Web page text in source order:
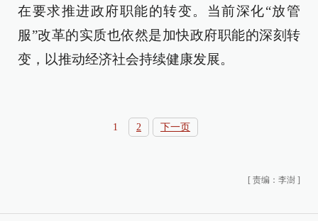
在要求推进政府职能的转变。当前深化“放管
服”改革的实质也依然是加快政府职能的深刻转
变，以推动经济社会持续健康发展。
1 2 下一页
[ 责编：李澍 ]